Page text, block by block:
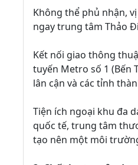
Không thể phủ nhận,
ngay trung tâm Thảo
Kết nối giao thông
tuyến Metro số 1 (Bến
lân cận và các tỉnh
Tiện ích ngoại khu đa
quốc tế, trung tâm
tạo nên một môi